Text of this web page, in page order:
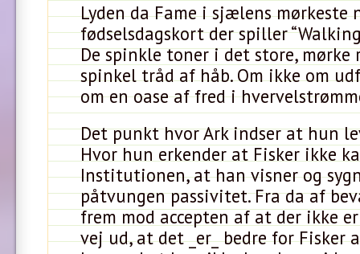
Lyden da Fame i sjælens mørkeste
fødselsdagskort der spiller
De spinkle toner i det store, mørke
spinkel tråd af håb. Om ikke om
om en oase af fred i
Det punkt hvor Ark indser at hun
Hvor hun erkender at Fisker ikke
Institutionen, at han visner og
påtvungen passivitet. Fra da af
frem mod accepten af at der ikke
vej ud, at det _er_ bedre for Fisker